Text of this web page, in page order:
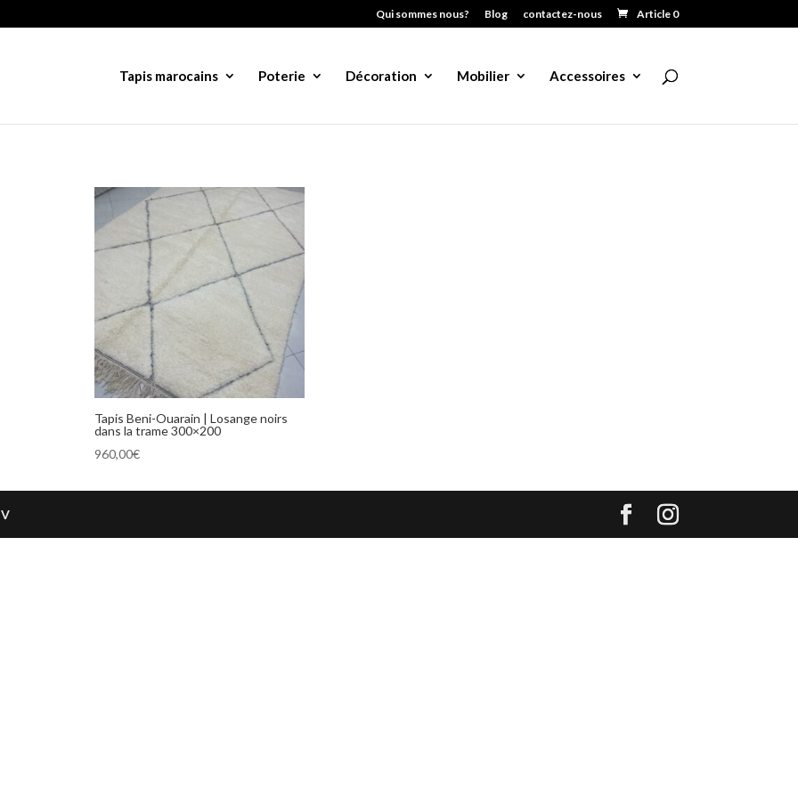
Qui sommes nous? Blog contactez-nous Article 0
Tapis marocains Poterie Décoration Mobilier Accessoires
Tapis Beni-Ouarain | Losange noirs
dans la trame 300×200
960,00€